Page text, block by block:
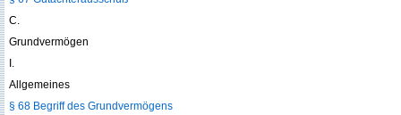
C.
Grundvermögen
I.
Allgemeines
§ 68 Begriff des Grundvermögens